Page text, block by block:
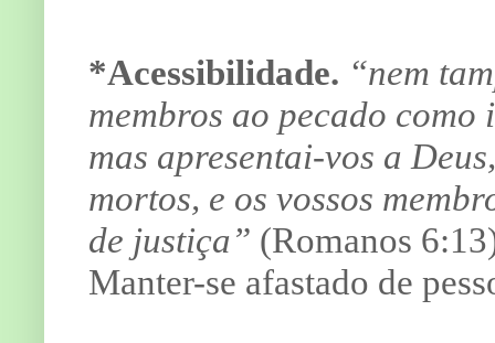
*Acessibilidade. “nem
membros ao pecado
mas apresentai-vos a
mortos, e os vossos
de justiça” (Romanos
Manter-se afastado de